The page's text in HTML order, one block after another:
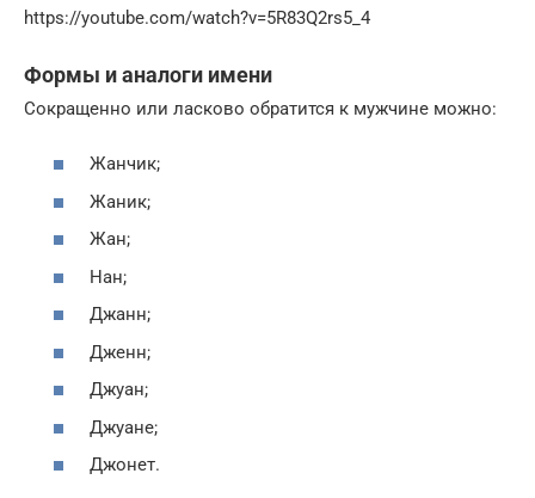
https://youtube.com/watch?v=5R83Q2rs5_4
Формы и аналоги имени
Сокращенно или ласково обратится к мужчине можно:
Жанчик;
Жаник;
Жан;
Нан;
Джанн;
Дженн;
Джуан;
Джуане;
Джонет.